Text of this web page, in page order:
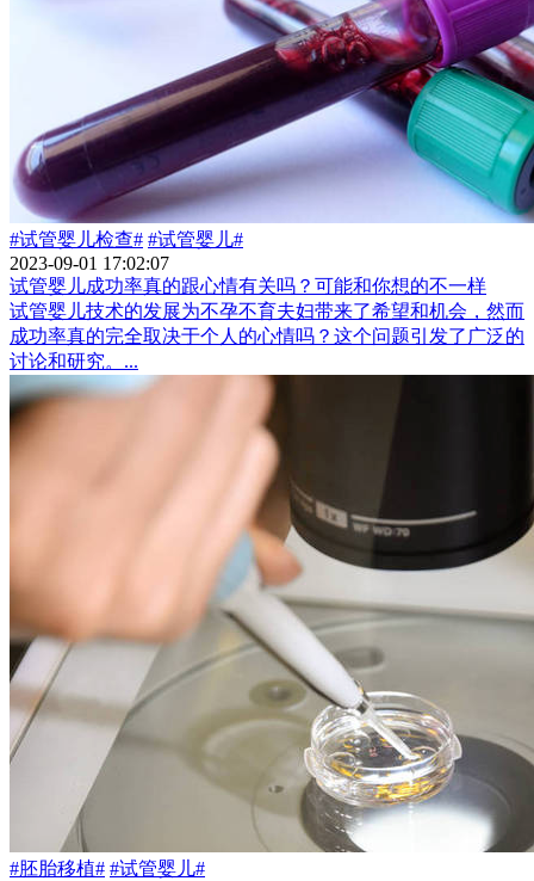
#试管婴儿检查# #试管婴儿#
2023-09-01 17:02:07
试管婴儿成功率真的跟心情有关吗？可能和你想的不一样
试管婴儿技术的发展为不孕不育夫妇带来了希望和机会，然而
成功率真的完全取决于个人的心情吗？这个问题引发了广泛的
讨论和研究。...
#胚胎移植# #试管婴儿#